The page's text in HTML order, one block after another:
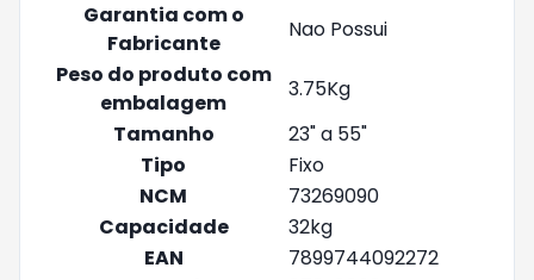
Garantia com o
Fabricante
Nao Possui
Peso do produto com
embalagem
3.75Kg
Tamanho
23" a 55"
Tipo
Fixo
NCM
73269090
Capacidade
32kg
EAN
7899744092272